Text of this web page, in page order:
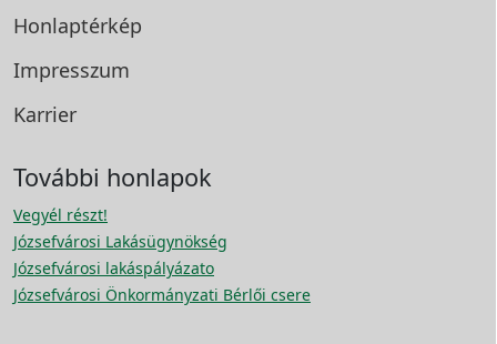
Honlaptérkép
Impresszum
Karrier
További honlapok
Vegyél részt!
Józsefvárosi Lakásügynökség
Józsefvárosi lakáspályázato
Józsefvárosi Önkormányzati Bérlői csere